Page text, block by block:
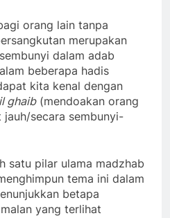
orang lain tanpa
merupakan
dalam adab
beberapa hadis
kita kenal dengan
ghaib(mendoakan orang
secara sembunyi-
satu pilar ulama madzhab
tema ini dalam
betapa
yang terlihat